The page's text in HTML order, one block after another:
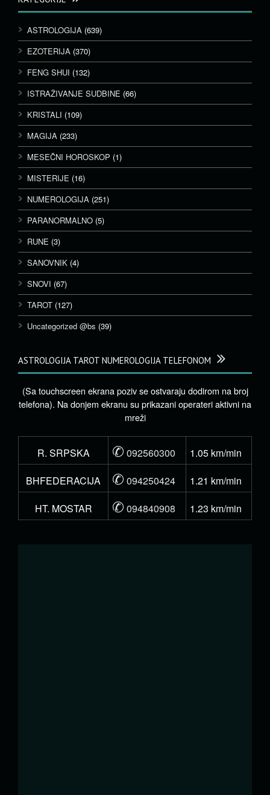
ASTROLOGIJA (639)
EZOTERIJA (370)
FENG SHUI (132)
ISTRAŽIVANJE SUDBINE (66)
KRISTALI (109)
MAGIJA (233)
MESEČNI HOROSKOP (1)
MISTERIJE (16)
NUMEROLOGIJA (251)
PARANORMALNO (5)
RUNE (3)
SANOVNIK (4)
SNOVI (67)
TAROT (127)
Uncategorized @bs (39)
ASTROLOGIJA TAROT NUMEROLOGIJA TELEFONOM
(Sa touchscreen ekrana poziv se ostvaraju dodirom na broj
telefona). Na donjem ekranu su prikazani operateri aktivni na
mreži
R. SRPSKA ✆ 092560300
1.05 km/min
BHFEDERACIJA
✆ 094250424
1.21 km/min
HT. MOSTAR
✆ 094840908 1.23 km/min